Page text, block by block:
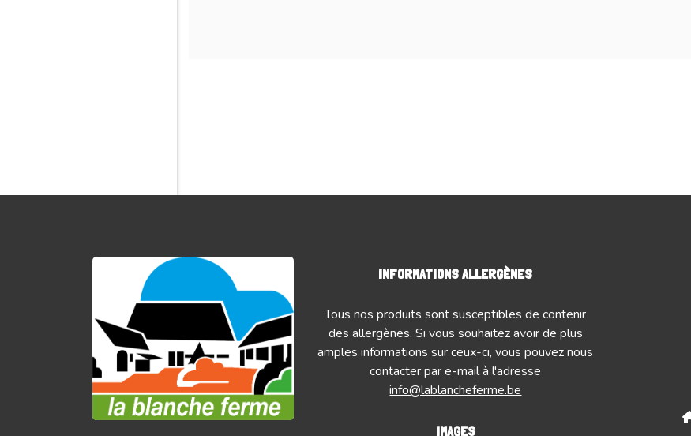
INFORMATIONS ALLERGÈNES
Tous nos produits sont susceptibles de contenir
des allergènes. Si vous souhaitez avoir de plus
amples informations sur ceux-ci, vous pouvez nous
contacter par e-mail à l'adresse
info@lablancheferme.be
IMAGES